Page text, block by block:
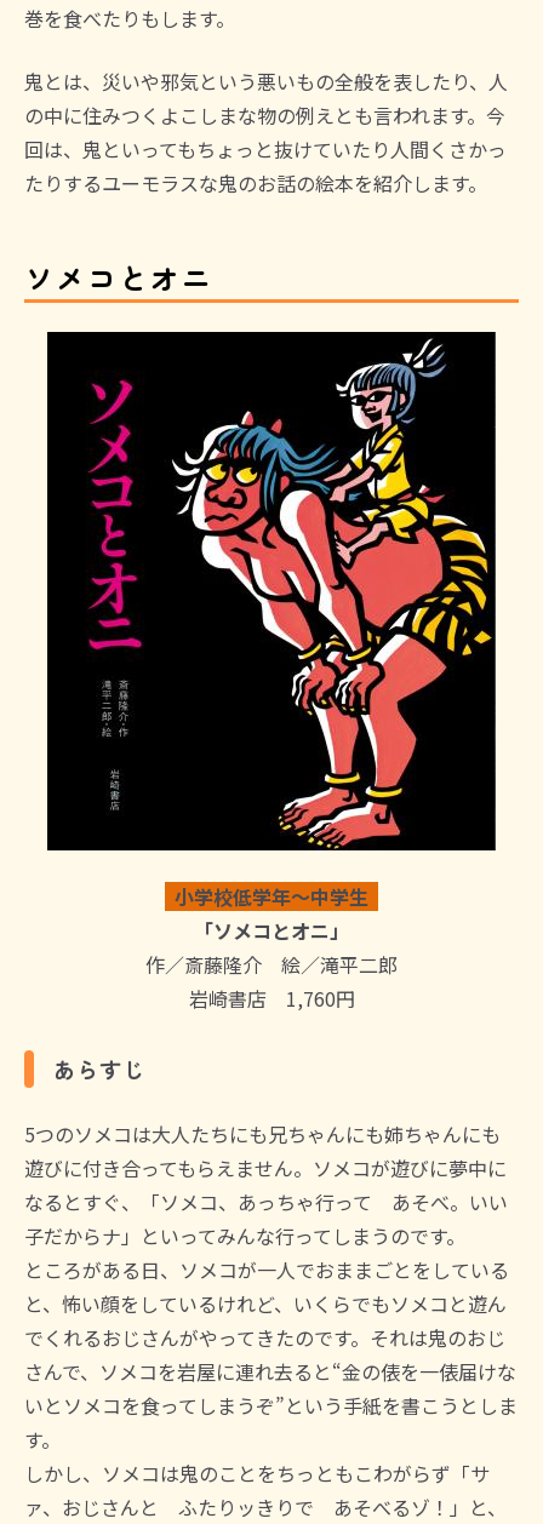
巻を食べたりもします。
鬼とは、災いや邪気という悪いもの全般を表したり、人
の中に住みつくよこしまな物の例えとも言われます。今
回は、鬼といってもちょっと抜けていたり人間くさかっ
たりするユーモラスな鬼のお話の絵本を紹介します。
ソメコとオニ
小学校低学年～中学生
「ソメコとオニ」
作／斎藤隆介 絵／滝平二郎
岩崎書店 1,760円
あらすじ
5つのソメコは大人たちにも兄ちゃんにも姉ちゃんにも
遊びに付き合ってもらえません。ソメコが遊びに夢中に
なるとすぐ、「ソメコ、あっちゃ行って あそべ。いい
子だからナ」といってみんな行ってしまうのです。
ところがある日、ソメコが一人でおままごとをしている
と、怖い顔をしているけれど、いくらでもソメコと遊ん
でくれるおじさんがやってきたのです。それは鬼のおじ
さんで、ソメコを岩屋に連れ去ると“金の俵を一俵届けな
いとソメコを食ってしまうぞ”という手紙を書こうとしま
す。
しかし、ソメコは鬼のことをちっともこわがらず「サ
ァ、おじさんと ふたりッきりで あそべるゾ！」と、